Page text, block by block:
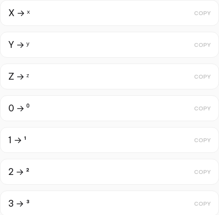
X → ˣ COPY
Y → ʸ COPY
Z → ᶻ COPY
0 → ⁰ COPY
1 → ¹ COPY
2 → ² COPY
3 → ³ COPY